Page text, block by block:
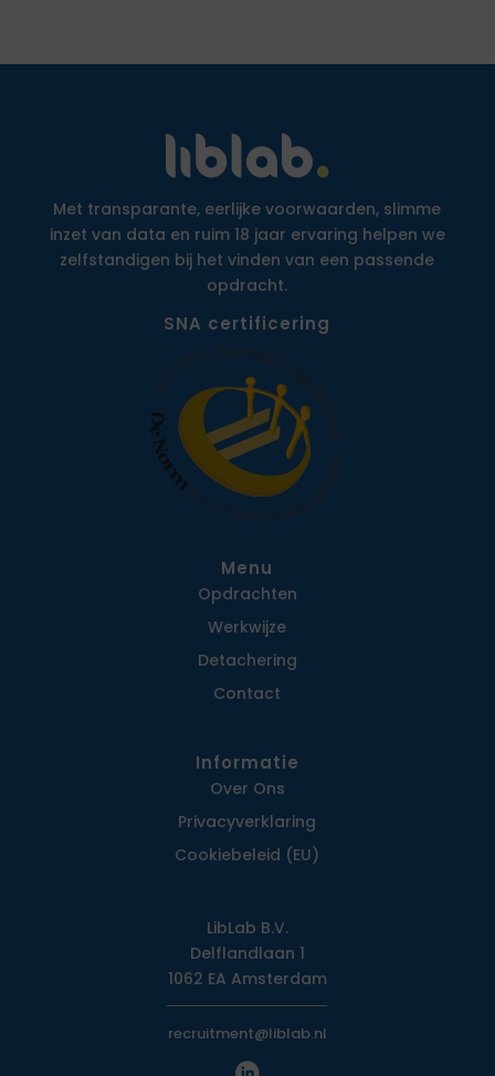
Met transparante, eerlijke voorwaarden, slimme
inzet van data en ruim 18 jaar ervaring helpen we
zelfstandigen bij het vinden van een passende
opdracht.
SNA certificering
Menu
Opdrachten
Werkwijze
Detachering
Contact
Informatie
Over Ons
Privacy­verklaring
Cookiebeleid (EU)
LibLab B.V.
Delflandlaan 1
1062 EA Amsterdam
recruitment@liblab.nl